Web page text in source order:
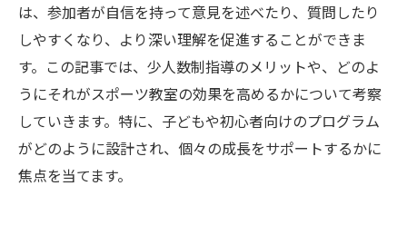
は、参加者が自信を持って意見を述べたり、質問したり
しやすくなり、より深い理解を促進することができま
す。この記事では、少人数制指導のメリットや、どのよ
うにそれがスポーツ教室の効果を高めるかについて考察
していきます。特に、子どもや初心者向けのプログラム
がどのように設計され、個々の成長をサポートするかに
焦点を当てます。